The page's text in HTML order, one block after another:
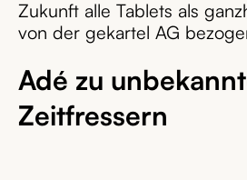
Zukunft alle Tablets als
von der gekartel AG
Adé zu
Zeitfressern